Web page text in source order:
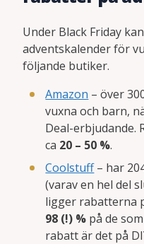
Under Black Friday
adventskalender för
följande butiker.
Amazon – över
vuxna och barn,
Deal-erbjudande.
ca 20 – 50 %.
Coolstuff– har
(varav en hel del
ligger rabatterna
98 (!) % på de
rabatt är det på